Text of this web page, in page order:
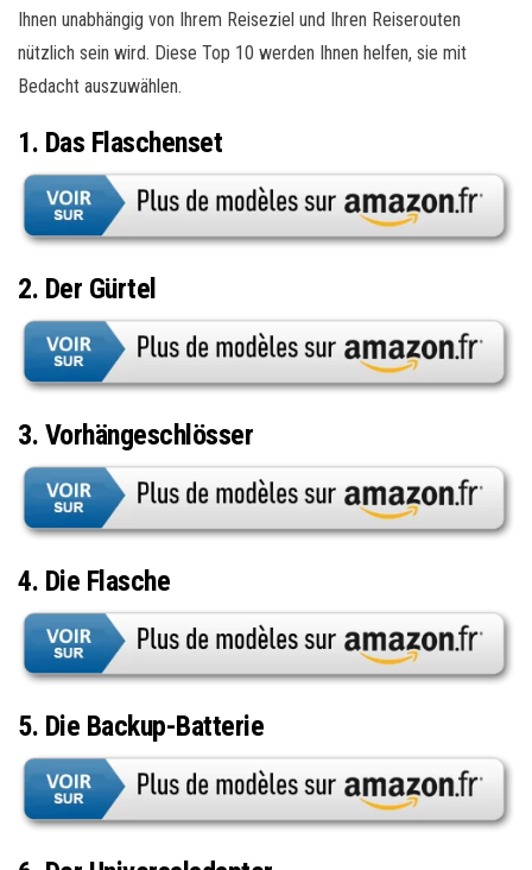
Ihnen unabhängig von Ihrem Reiseziel und Ihren Reiserouten
nützlich sein wird. Diese Top 10 werden Ihnen helfen, sie mit
Bedacht auszuwählen.
1. Das Flaschenset
2. Der Gürtel
3. Vorhängeschlösser
4. Die Flasche
5. Die Backup-Batterie